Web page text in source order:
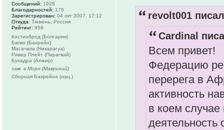
revolt001
Cardinal
Всем привет!
Федерацию
перерега в
активность
в коем случае
Сообщений: 1928
Благодарностей: 176
Зарегистрирован: 04 окт 2007, 17:12
Откуда: Тюмень, Россия
Рейтинг: 959
Костинброд (Болгария)
Бапко (Бахрейн)
Масачапа (Никарагуа)
Ривер Плейт (Парагвай)
Бухадра (Алжир)
зам. в Морн (Маврикий)
Сборная Бахрейна (нац.)